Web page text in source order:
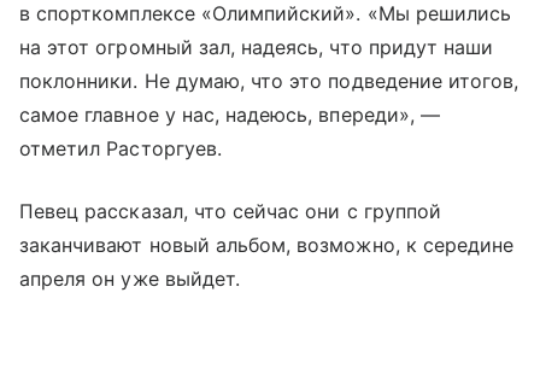
в спорткомплексе «Олимпийский». «Мы решились
на этот огромный зал, надеясь, что придут наши
поклонники. Не думаю, что это подведение итогов,
самое главное у нас, надеюсь, впереди», —
отметил Расторгуев.
Певец рассказал, что сейчас они с группой
заканчивают новый альбом, возможно, к середине
апреля он уже выйдет.